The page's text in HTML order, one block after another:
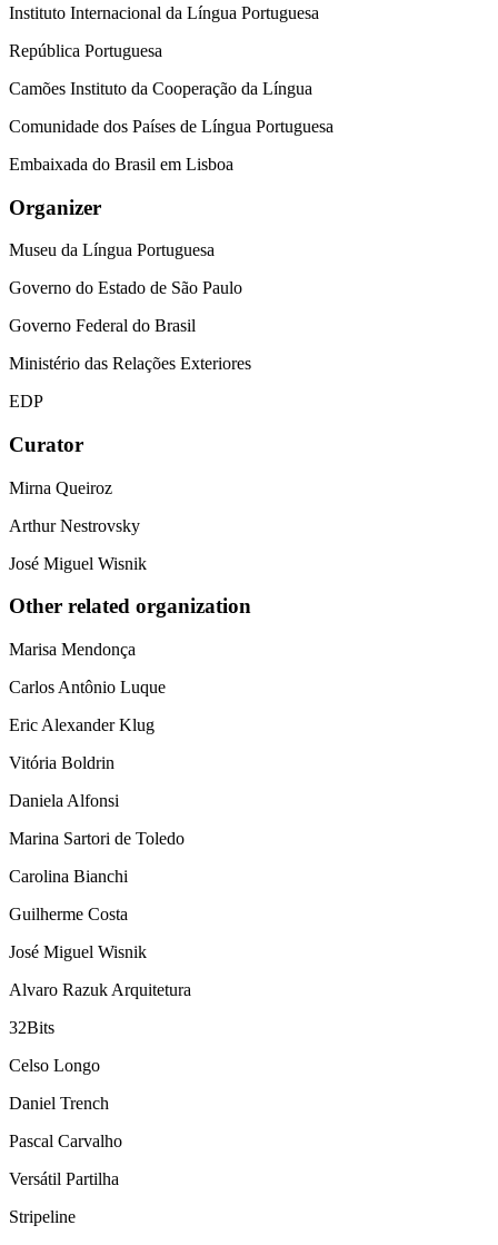
Instituto Internacional da Língua Portuguesa
República Portuguesa
Camões Instituto da Cooperação da Língua
Comunidade dos Países de Língua Portuguesa
Embaixada do Brasil em Lisboa
Organizer
Museu da Língua Portuguesa
Governo do Estado de São Paulo
Governo Federal do Brasil
Ministério das Relações Exteriores
EDP
Curator
Mirna Queiroz
Arthur Nestrovsky
José Miguel Wisnik
Other related organization
Marisa Mendonça
Carlos Antônio Luque
Eric Alexander Klug
Vitória Boldrin
Daniela Alfonsi
Marina Sartori de Toledo
Carolina Bianchi
Guilherme Costa
José Miguel Wisnik
Alvaro Razuk Arquitetura
32Bits
Celso Longo
Daniel Trench
Pascal Carvalho
Versátil Partilha
Stripeline